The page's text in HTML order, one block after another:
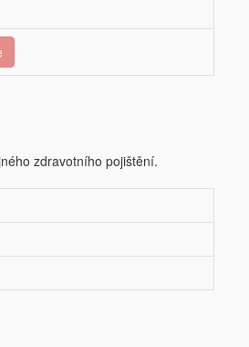
zdravotního pojištění.